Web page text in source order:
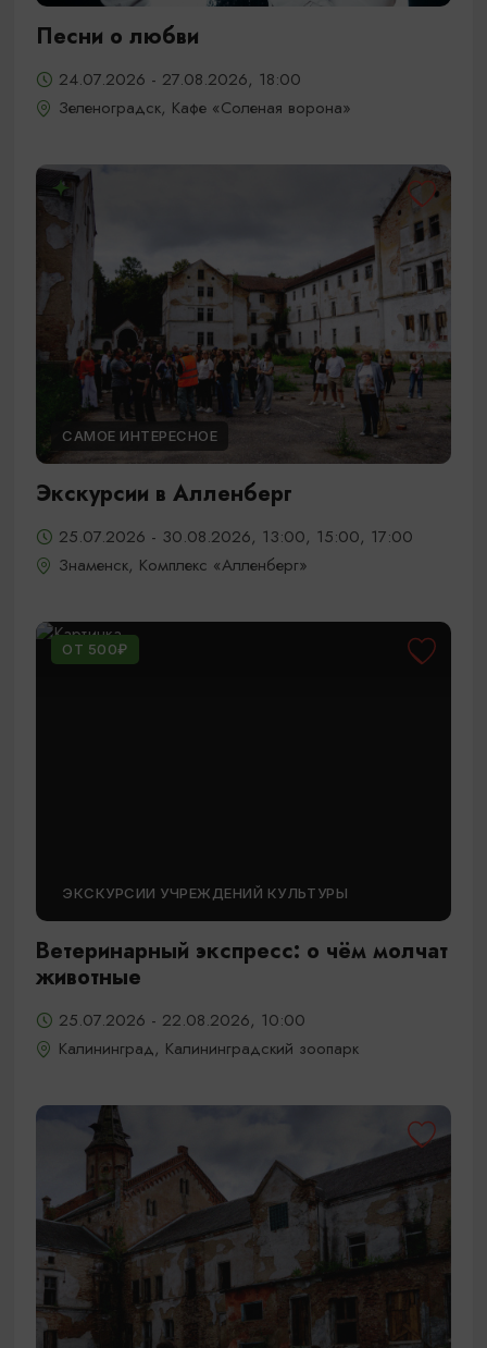
Песни о любви
24.07.2026 - 27.08.2026, 18:00
Зеленоградск, Кафе «Соленая ворона»
САМОЕ ИНТЕРЕСНОЕ
Экскурсии в Алленберг
25.07.2026 - 30.08.2026, 13:00, 15:00, 17:00
Знаменск, Комплекс «Алленберг»
ОТ 500₽
ЭКСКУРСИИ УЧРЕЖДЕНИЙ КУЛЬТУРЫ
Ветеринарный экспресс: о чём молчат
животные
25.07.2026 - 22.08.2026, 10:00
Калининград, Калининградский зоопарк